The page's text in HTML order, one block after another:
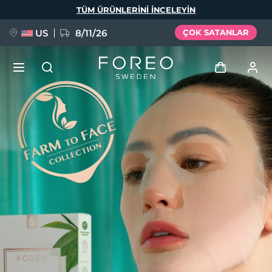
TÜM ÜRÜNLERINI INCELEYIN
US 8/11/26 ÇOK SATANLAR
Giriş
Kullanici profi̇li̇
Cihazlarım
Siparişlerim
Aboneliklerim
YENİ
FAQ™ Pure Beauty-Tech Elixir
BREAKING NEWS
issa™ Teeth Whitening Set
Dil Seçimi
English Deutsch
Español
Italiano
Português
Svenska
Русский
Türkçe
简体中文 繁體中文